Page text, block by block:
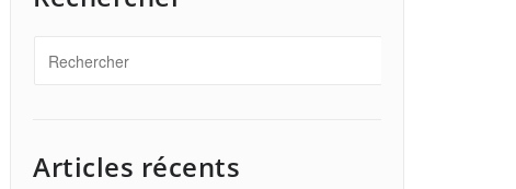
Articles récents